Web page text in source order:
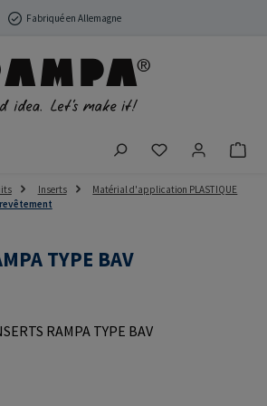
Fabriqué en Allemagne
Vous avez 0
Inserts
Matérial d'application PLASTIQUE
TYPE BAV
d'images